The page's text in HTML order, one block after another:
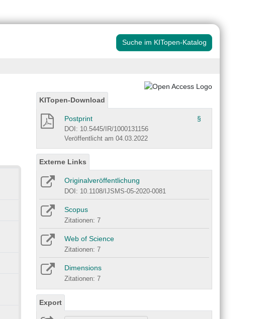
Suche im KITopen-Katalog
KITopen-Download
Postprint §
DOI: 10.5445/IR/1000131156
Veröffentlicht am 04.03.2022
Externe Links
Originalveröffentlichung
DOI: 10.1108/IJSMS-05-2020-0081
Scopus
Zitationen: 7
Web of Science
Zitationen: 7
Dimensions
Zitationen: 7
Export